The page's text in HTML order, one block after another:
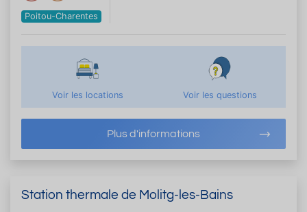
Poitou-Charentes
Voir les locations Voir les questions
Plus d'informations
Station thermale de Molitg-les-Bains